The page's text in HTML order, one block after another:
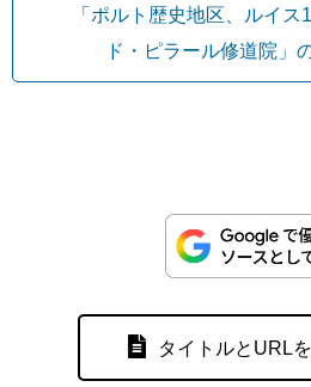
「ポルト歴史地区、ルイス
ド・ピラール修道院」
タイトルとURL